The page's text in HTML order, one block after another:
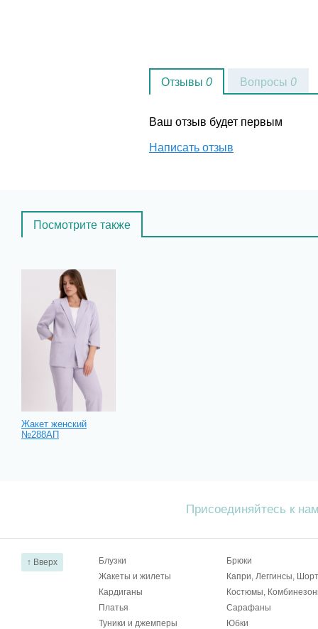
Отзывы 0
Ваш отзыв будет первым
Написать отзыв
Вопросы 0
Посмотрите также
Жакет женский
№288АП
Присоединяйтесь к
↑ Вверх Блузки
Брюки
Жакеты и жилеты
Капри, Леггинсы,
Кардиганы
Костюмы,
Платья
Сарафаны
Туники и джемперы
Юбки